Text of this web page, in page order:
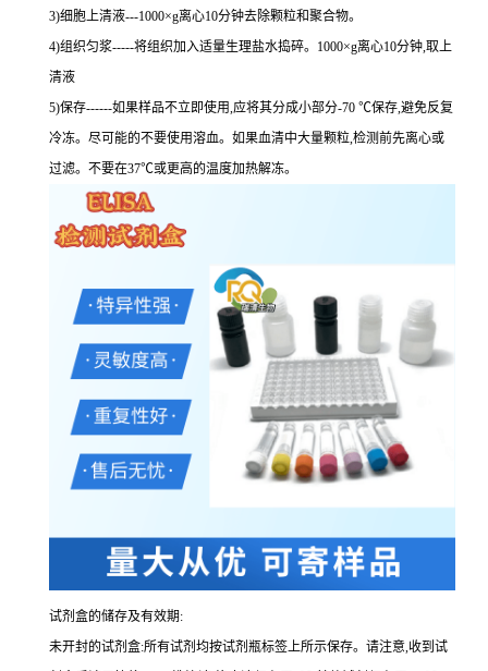
3)细胞上清液---1000×g离心10分钟去除颗粒和聚合物。
4)组织匀浆-----将组织加入适量生理盐水捣碎。1000×g离心10分钟,取上
清液
5)保存------如果样品不立即使用,应将其分成小部分-70 ℃保存,避免反复
冷冻。尽可能的不要使用溶血。如果血清中大量颗粒,检测前先离心或
过滤。不要在37℃或更高的温度加热解冻。
试剂盒的储存及有效期:
未开封的试剂盒:所有试剂均按试剂瓶标签上所示保存。请注意,收到试